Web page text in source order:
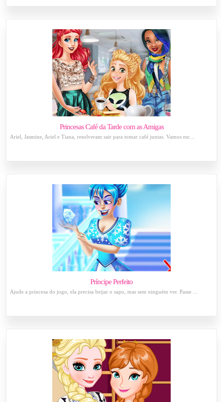
Princesas Café da Tarde com as Amigas
Ariel, Jasmine, Ariel e Tiana, resolveram sair para tomar café juntas. Vamos esc...
Príncipe Perfeito
Ajude a princesa do jogo, ela precisa beijar o sapo, mas sem ninguém ver. Passe ...